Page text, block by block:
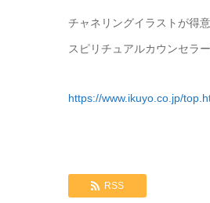
チャネリングイラストが得意
スピリチュアルカウンセラ
https://www.ikuyo.co.jp/
RSS